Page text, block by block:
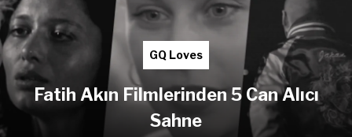
GQ Loves
Fatih Akın Filmlerinden 5 Can Alıcı
Sahne